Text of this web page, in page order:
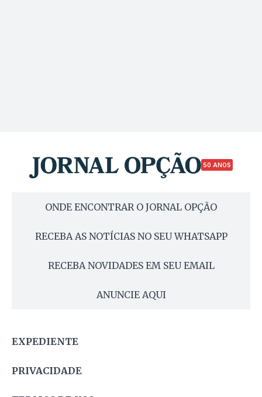
50 ANOS
ONDE ENCONTRAR O JORNAL OPÇÃO
RECEBA AS NOTÍCIAS NO SEU WHATSAPP
RECEBA NOVIDADES EM SEU EMAIL
ANUNCIE AQUI
EXPEDIENTE
PRIVACIDADE